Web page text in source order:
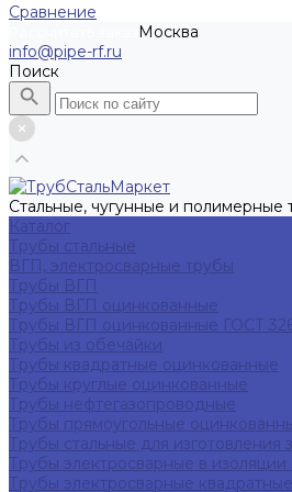
Сравнение
Москва
info@pipe-rf.ru
Поиск
Стальные, чугунные и полимерные
Каталог
Трубы стальные
ВГП, электросварные трубы
Трубы ВГП
Трубы ВГП оцинкованные
Трубы ВГП оцинкованные ГОСТ
Трубы из обечайки
Трубы квадратные оцинкованные
Трубы круглые оцинкованные
Трубы нефтегазопроводные
Трубы прямоугольные
Трубы стальные для изготовления
Трубы электросварные в
Трубы электросварные квадратные